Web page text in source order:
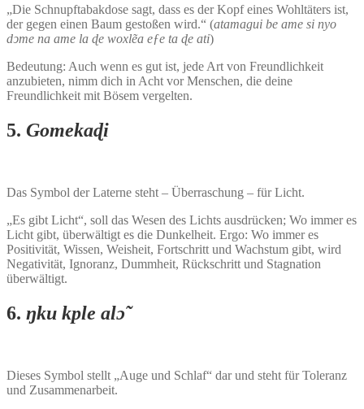
„Die Schnupftabakdose sagt, dass es der Kopf eines Wohltäters ist,
der gegen einen Baum gestoßen wird.“ (atamagui be ame si nyo
dͻme na ame la ɖe woxlẽa eƒe ta ɖe ati)
Bedeutung: Auch wenn es gut ist, jede Art von Freundlichkeit
anzubieten, nimm dich in Acht vor Menschen, die deine
Freundlichkeit mit Bösem vergelten.
5. Gomekaɖi
Das Symbol der Laterne steht – Überraschung – für Licht.
„Es gibt Licht“, soll das Wesen des Lichts ausdrücken; Wo immer es
Licht gibt, überwältigt es die Dunkelheit. Ergo: Wo immer es
Positivität, Wissen, Weisheit, Fortschritt und Wachstum gibt, wird
Negativität, Ignoranz, Dummheit, Rückschritt und Stagnation
überwältigt.
6. ŋku kple alɔ̃
Dieses Symbol stellt „Auge und Schlaf“ dar und steht für Toleranz
und Zusammenarbeit.